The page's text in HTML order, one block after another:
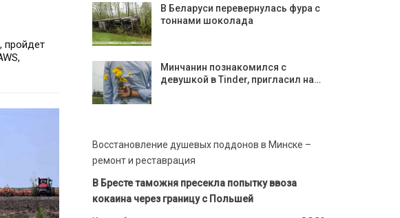
пройдет
В Беларуси перевернулась фура с
тоннами шоколада
Минчанин познакомился с
девушкой в Tinder, пригласил на…
Восстановление душевых поддонов в Минске –
ремонт и реставрация
В Бресте таможня пресекла попытку ввоза
кокаина через границу с Польшей